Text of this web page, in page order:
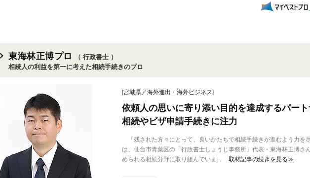
東海林正博プロ
（ 行政書士 ）
相続人の利益を第一に考えた相続手続きのプロ
[宮城県／海外進出・海外ビジネス]
依頼人の思いに寄り添い目的を達成するパート
相続やビザ申請手続きに注力
「残された方々にとって、良いかたちで相続手続きが進むよう力を
は、仙台市青葉区の「行政書士しょうじ事務所」代表・東海林正博さ
められる相続分野に取り組んでいま...
取材記事の続きを見る≫